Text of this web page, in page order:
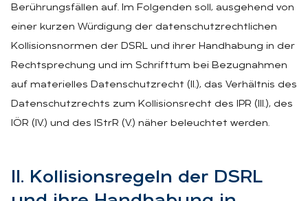
Berührungsfällen auf. Im Folgenden soll, ausgehend von
einer kurzen Würdigung der datenschutzrechtlichen
Kollisionsnormen der DSRL und ihrer Handhabung in der
Rechtsprechung und im Schrifttum bei Bezugnahmen
auf materielles Datenschutzrecht (II.), das Verhältnis des
Datenschutzrechts zum Kollisionsrecht des IPR (III.), des
IÖR (IV.) und des IStrR (V.) näher beleuchtet werden.
II. Kol­li­si­ons­re­geln der DSRL